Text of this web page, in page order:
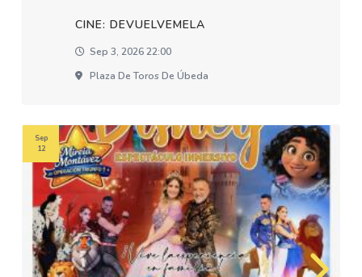
CINE: DEVUELVEMELA
Sep 3, 2026 22:00
Plaza De Toros De Úbeda
Sep
12